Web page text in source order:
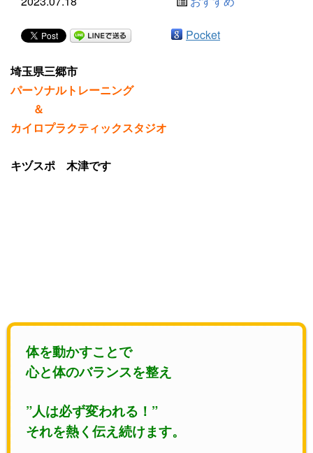
Pocket
埼玉県三郷市
パーソナルトレーニング
＆
カイロプラクティックスタジオ
キヅスポ 木津です
体を動かすことで
心と体のバランスを整え
”人は必ず変われる！”
それを熱く伝え続けます。